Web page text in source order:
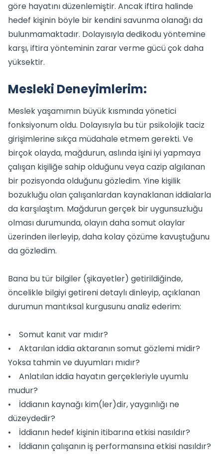
göre hayatını düzenlemiştir. Ancak iftira halinde
hedef kişinin böyle bir kendini savunma olanağı da
bulunmamaktadır. Dolayısıyla dedikodu yöntemine
karşı, iftira yönteminin zarar verme gücü çok daha
yüksektir.
Mesleki Deneyimlerim:
Meslek yaşamımın büyük kısmında yönetici
fonksiyonum oldu. Dolayısıyla bu tür psikolojik taciz
girişimlerine sıkça müdahale etmem gerekti. Ve
birçok olayda, mağdurun, aslında işini iyi yapmaya
çalışan kişiliğe sahip olduğunu veya cazip algılanan
bir pozisyonda olduğunu gözledim. Yine kişilik
bozukluğu olan çalışanlardan kaynaklanan iddialarla
da karşılaştım. Mağdurun gerçek bir uygunsuzluğu
olması durumunda, olayın daha somut olaylar
üzerinden ilerleyip, daha kolay çözüme kavuştuğunu
da gözledim.
Bana bu tür bilgiler (şikayetler) getirildiğinde,
öncelikle bilgiyi getireni detaylı dinleyip, açıklanan
durumun mantıksal kurgusunu analiz ederim:
• Somut kanıt var mıdır?
• Aktarılan iddia aktaranın somut gözlemi midir?
Yoksa tahmin ve duyumları mıdır?
• Anlatılan iddia hayatın gerçekleriyle uyumlu
mudur?
• İddianın kaynağı kim(ler)dir, yaygınlığı ne
düzeydedir?
• İddianın hedef kişinin itibarına etkisi nasıldır?
• İddianın çalışanın iş performansına etkisi nasıldır?